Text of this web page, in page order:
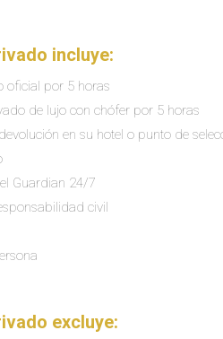
incluye:
oficial por 5 horas
de lujo con chófer por 5 horas
en su hotel o punto de
Guardian 24/7
civil
excluye: